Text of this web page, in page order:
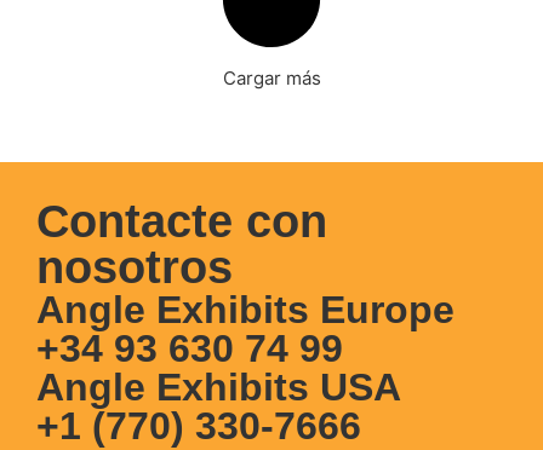
Cargar más
Contacte con
nosotros
Angle Exhibits Europe
+34 93 630 74 99
Angle Exhibits USA
+1 (770) 330-7666